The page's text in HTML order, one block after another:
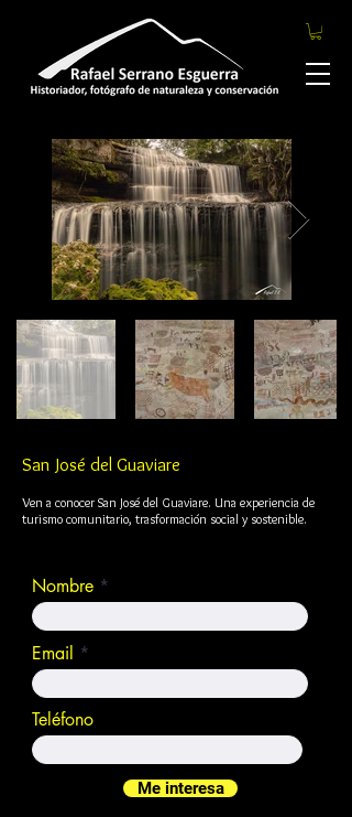
San José del Guaviare
Ven a conocer San José del Guaviare. Una experiencia de
turismo comunitario, trasformación social y sostenible.
Nombre
Email
Teléfono
Me interesa